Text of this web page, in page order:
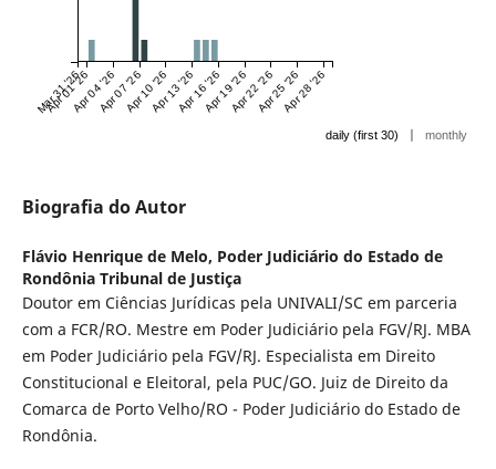
Mar 31 '26
Apr 01 '26Apr 04 '26Apr 07 '26Apr 10 '26Apr 13 '26Apr 16 '26Apr 19 '26Apr 22 '26Apr 25 '26Apr 28 '26
daily (first 30) | monthly
Biografia do Autor
Flávio Henrique de Melo, Poder Judiciário do Estado de
Rondônia Tribunal de Justiça
Doutor em Ciências Jurídicas pela UNIVALI/SC em parceria
com a FCR/RO. Mestre em Poder Judiciário pela FGV/RJ. MBA
em Poder Judiciário pela FGV/RJ. Especialista em Direito
Constitucional e Eleitoral, pela PUC/GO. Juiz de Direito da
Comarca de Porto Velho/RO - Poder Judiciário do Estado de
Rondônia.